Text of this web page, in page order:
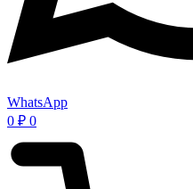
WhatsApp
0 ₽ 0